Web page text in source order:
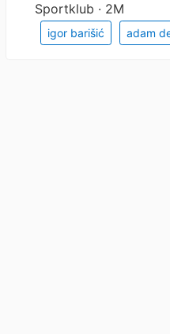
Sportklub · 2M
igor barišić adam